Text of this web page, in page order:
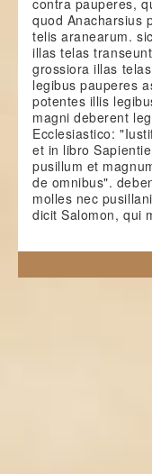
contra pauperes,
quod Anacharsius
telis aranearum.
illas telas
grossiora illas
legibus pauperes
potentes illis
magni deberent
Ecclesiastico:
et in libro
pusillum et
de omnibus".
molles nec
dicit Salomon, qui